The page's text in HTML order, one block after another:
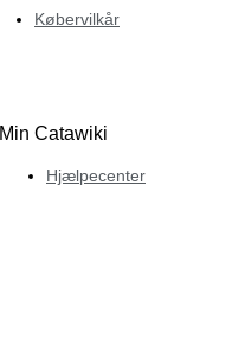
Købervilkår
Min Catawiki
Hjælpecenter